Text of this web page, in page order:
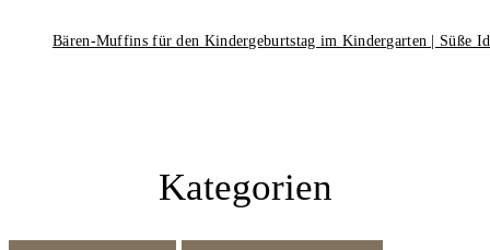
Bären-Muffins für den Kindergeburtstag im Kindergarten | Süße
Kategorien